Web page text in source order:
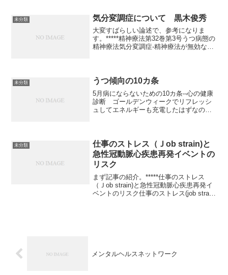
未分類 気分変調症について 黒木俊秀
大変すばらしい論述で、参考になりま
す。*****精神療法第32巻第3号うつ病態の
精神療法気分変調症-精神療法が無効な慢
法」で...
未分類 うつ傾向の10カ条
5月病にならないための10カ条--心の健康
診断 ゴールデンウィークでリフレッシ
ュしてエネルギーも充電したはずなの
しや！？ 5月病か...
未分類
仕事のストレス（Ｊob strain)と
急性冠動脈心疾患再発イベントの
リスク
まず記事の紹介。*****仕事のストレス
（Ｊob strain)と急性冠動脈心疾患再発イ
ベントのリスク仕事のストレス(job strain)
メンタルヘルスネットワーク